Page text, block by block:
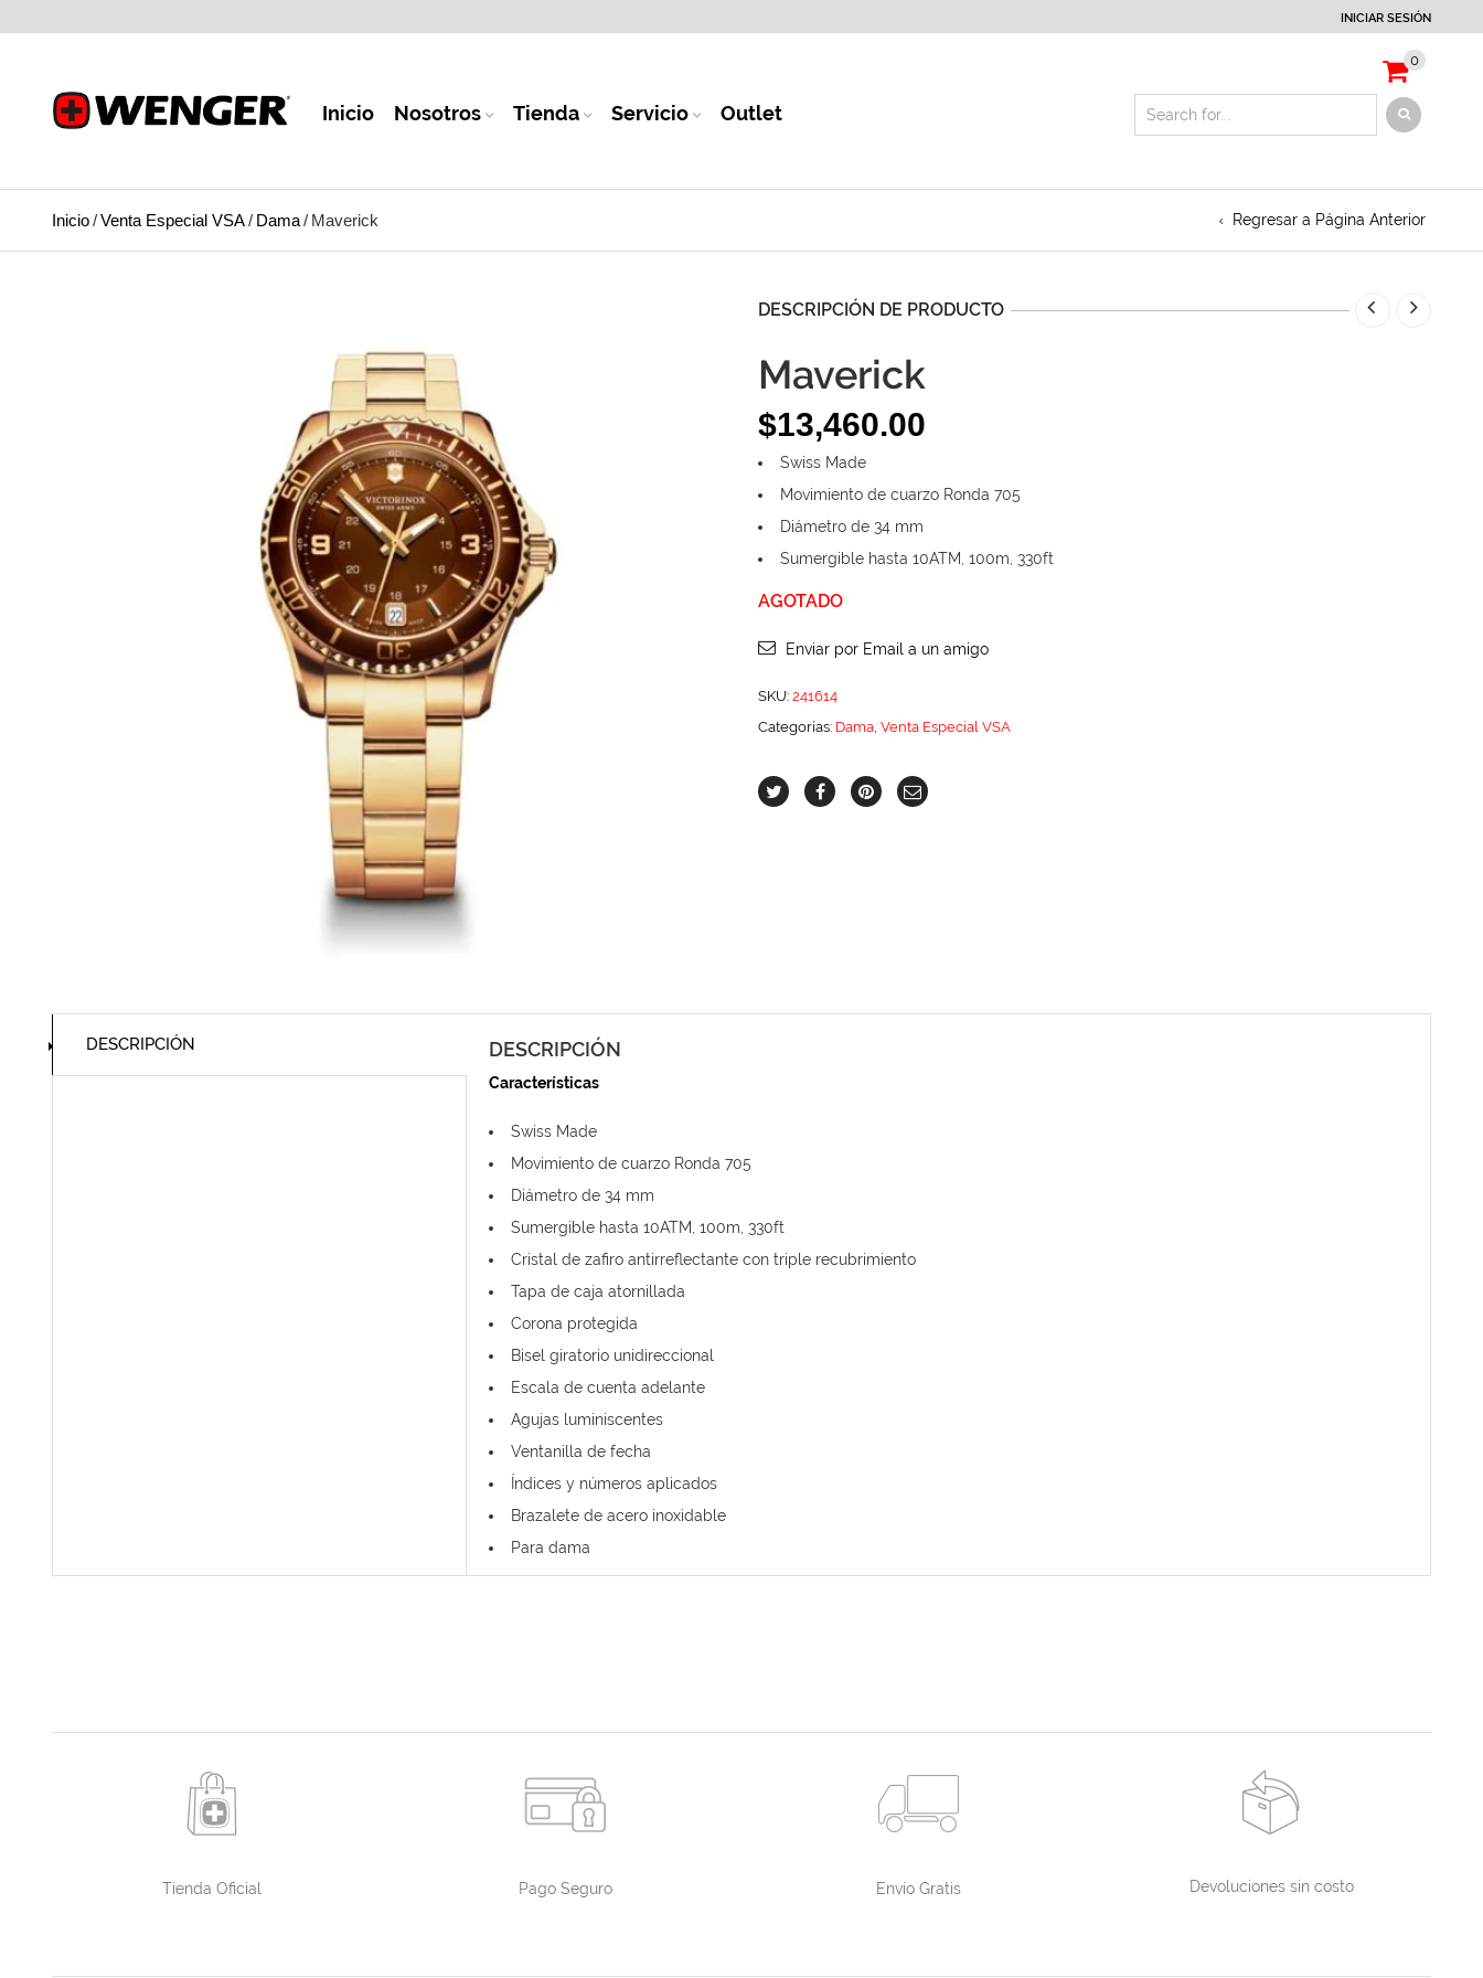
INICIAR SESIÓN
Inicio Nosotros Tienda Servicio Outlet
0
Inicio/Venta Especial VSA/ Dama/ Maverick Regresar a Página Anterior
DESCRIPCIÓN DE PRODUCTO
Maverick
$13,460.00
Swiss Made
Movimiento de cuarzo Ronda 705
Diámetro de 34 mm
Sumergible hasta 10ATM, 100m, 330ft
AGOTADO
Enviar por Email a un amigo
SKU: 241614
Categorías: Dama, Venta Especial VSA
DESCRIPCIÓN DESCRIPCIÓN
Características
Swiss Made
Movimiento de cuarzo Ronda 705
Diámetro de 34 mm
Sumergible hasta 10ATM, 100m, 330ft
Cristal de zafiro antirreflectante con triple recubrimiento
Tapa de caja atornillada
Corona protegida
Bisel giratorio unidireccional
Escala de cuenta adelante
Agujas luminiscentes
Ventanilla de fecha
Índices y números aplicados
Brazalete de acero inoxidable
Para dama
Tienda Oficial Pago Seguro Envío Gratis Devoluciones sin costo